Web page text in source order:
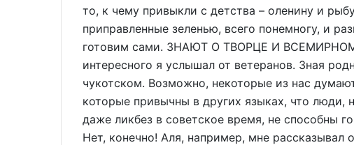
то, к чему привыкли с детства – оленину и
приправленные зеленью, всего понемногу, и
готовим сами. ЗНАЮТ О ТВОРЦЕ И
интересного я услышал от ветеранов. Зная
чукотском. Возможно, некоторые из нас
которые привычны в других языках, что люди,
даже ликбез в советское время, не способны
Нет, конечно! Аля, например, мне рассказывал